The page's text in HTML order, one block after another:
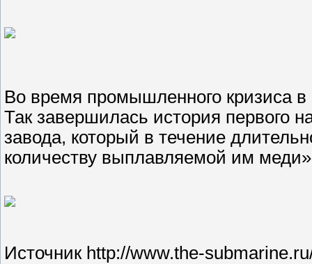
Во время промышленного кризиса в
Так завершилась история первого
завода, который в течение
количеству выплавляемой им
Источник http://www.the-